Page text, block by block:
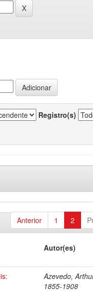
Registro(s)
Anterior 1 2
Autor(es)
Azevedo,
1855-1908